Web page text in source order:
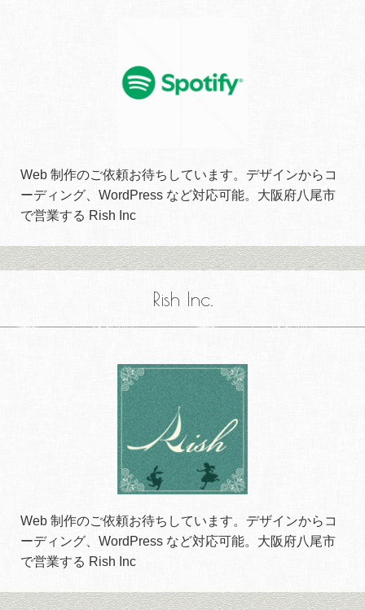
Web 制作のご依頼お待ちしています。デザインからコ
ーディング、WordPress など対応可能。大阪府八尾市
で営業する Rish Inc
Rish Inc.
Web 制作のご依頼お待ちしています。デザインからコ
ーディング、WordPress など対応可能。大阪府八尾市
で営業する Rish Inc